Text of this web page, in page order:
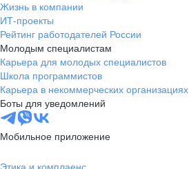
Жизнь в компании
ИТ-проекты
Рейтинг работодателей России
Молодым специалистам
Карьера для молодых специалистов
Школа программистов
Карьера в некоммерческих организациях
Боты для уведомлений
Мобильное приложение